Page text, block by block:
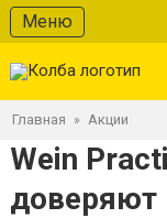
Меню
Главная » Акции
Wein
доверяют